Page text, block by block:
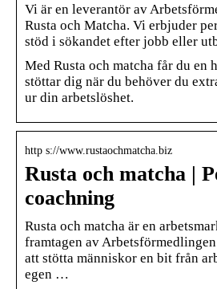
Vi är en leverantör av
Rusta och Matcha. Vi erbjuder
stöd i sökandet efter jobb eller
Med Rusta och matcha får du en
stöttar dig när du behöver du
ur din arbetslöshet.
http s://www.rustaochmatcha.biz
Rusta och matcha |
coachning
Rusta och matcha är en
framtagen av
att stötta människor en bit från
egen …